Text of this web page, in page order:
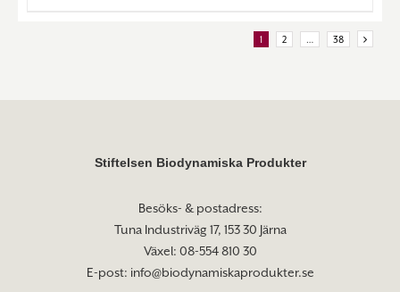
1 2 … 38
Stiftelsen Biodynamiska Produkter
Besöks- & postadress:
Tuna Industriväg 17, 153 30 Järna
Växel: 08-554 810 30
E-post: info@biodynamiskaprodukter.se